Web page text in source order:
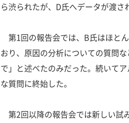
ら渋られたが、D氏へデータが渡さ
第1回の報告会では、B氏はほと
おり、原因の分析についての質問
で」と述べたのみだった。続いて
な質問に終始した。
第2回以降の報告会では新しい試